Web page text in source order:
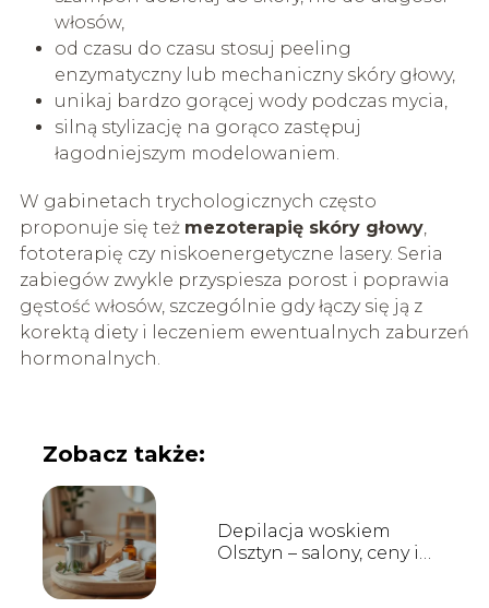
włosów,
od czasu do czasu stosuj peeling
enzymatyczny lub mechaniczny skóry głowy,
unikaj bardzo gorącej wody podczas mycia,
silną stylizację na gorąco zastępuj
łagodniejszym modelowaniem.
W gabinetach trychologicznych często
proponuje się też mezoterapię skóry głowy,
fototerapię czy niskoenergetyczne lasery. Seria
zabiegów zwykle przyspiesza porost i poprawia
gęstość włosów, szczególnie gdy łączy się ją z
korektą diety i leczeniem ewentualnych zaburzeń
hormonalnych.
Zobacz także:
Depilacja woskiem
Olsztyn – salony, ceny i